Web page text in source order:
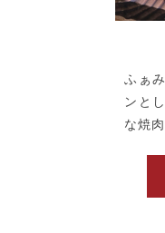
ふぁ
ンと
な焼